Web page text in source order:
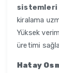
sistemleri
kiralama
Yüksek
üretimi
Hatay